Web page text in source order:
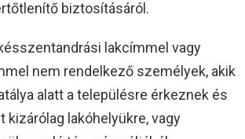
biztosításáról.
lakcímmel vagy
nem rendelkező személyek, akik
alatt a településre érkeznek és
kizárólag lakóhelyükre, vagy